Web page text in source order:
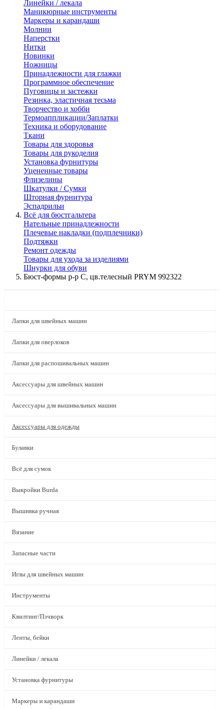
Линейки / лекала
Маникюрные инструменты
Маркеры и карандаши
Молнии
Наперстки
Нитки
Новинки
Ножницы
Принадлежности для глажки
Программное обеспечение
Пуговицы и застежки
Резинка, эластичная тесьма
Творчество и хобби
Термоаппликации/Заплатки
Техника и оборудование
Ткани
Товары для здоровья
Товары для рукоделия
Установка фурнитуры
Уцененные товары
Флизелины
Шкатулки / Сумки
Шторная фурнитура
Эспадрильи
Всё для бюстгальтера
Нательные принадлежности
Плечевые накладки (подплечники)
Подтяжки
Ремонт одежды
Товары для ухода за изделиями
Шнурки для обуви
Бюст-формы р-р С, цв.телесный PRYM 992322
Лапки для швейных машин
Лапки для оверлоков
Лапки для распошивальных машин
Аксессуары для швейных машин
Аксессуары для вышивальных машин
Аксессуары для одежды
Булавки
Всё для сумок
Выкройки Burda
Вышивка ручная
Вязание
Запасные части
Иглы для швейных машин
Инструменты
Квилтинг/Пэчворк
Ленты, бейки
Линейки / лекала
Установка фурнитуры
Маркеры и карандаши